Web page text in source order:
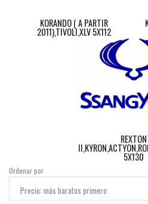
KORANDO ( A PARTIR
2011),TIVOLI,XLV 5X112
REXTON
5X130
Ordenar por
Precio: más baratos primero